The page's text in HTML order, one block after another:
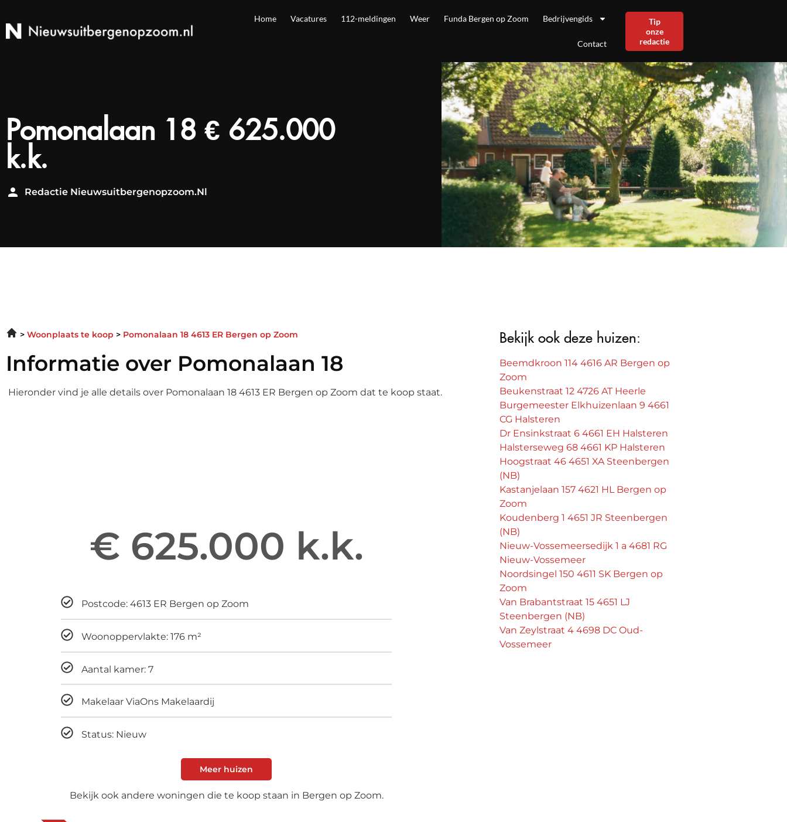
Home Vacatures 112-meldingen Weer Funda Bergen op Zoom Bedrijvengids
Contact
Tip
onze
redactie
Pomonalaan 18 € 625.000
k.k.
Redactie Nieuwsuitbergenopzoom.nl
Woonplaats te koop Pomonalaan 18 4613 ER Bergen op Zoom
Informatie over Pomonalaan 18
Hieronder vind je alle details over Pomonalaan 18 4613 ER Bergen op Zoom dat te koop staat.
€ 625.000 k.k.
Postcode: 4613 ER Bergen op Zoom
Woonoppervlakte: 176 m²
Aantal kamer: 7
Makelaar ViaOns Makelaardij
Status: Nieuw
Meer huizen
Bekijk ook andere woningen die te koop staan in Bergen op Zoom.
Bekijk ook deze huizen:
Beemdkroon 114 4616 AR Bergen op
Zoom
Beukenstraat 12 4726 AT Heerle
Burgemeester Elkhuizenlaan 9 4661
CG Halsteren
Dr Ensinkstraat 6 4661 EH Halsteren
Halsterseweg 68 4661 KP Halsteren
Hoogstraat 46 4651 XA Steenbergen
(NB)
Kastanjelaan 157 4621 HL Bergen op
Zoom
Koudenberg 1 4651 JR Steenbergen
(NB)
Nieuw-Vossemeersedijk 1 a 4681 RG
Nieuw-Vossemeer
Noordsingel 150 4611 SK Bergen op
Zoom
Van Brabantstraat 15 4651 LJ
Steenbergen (NB)
Van Zeylstraat 4 4698 DC Oud-
Vossemeer